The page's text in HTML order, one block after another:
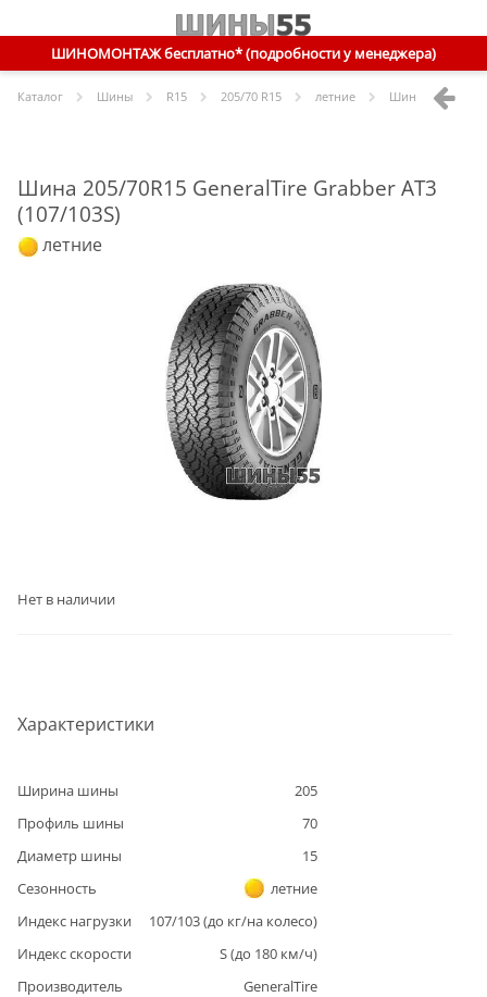
ШИНОМОНТАЖ бесплатно* (подробности у менеджера)
Каталог Шины R15 205/70 R15 летние Шины
Шина 205/70R15 GeneralTire Grabber AT3
(107/103S)
летние
Характеристики
Ширина шины
205
Профиль шины
70
Диаметр шины
15
Сезонность
летние
Индекс нагрузки
107/103(до кг/на колесо)
Индекс скорости
S(до 180 км/ч)
Производитель
GeneralTire
Нет в наличии